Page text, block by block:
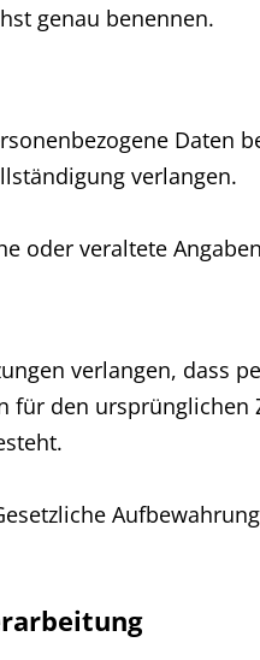
genau benennen.
Daten
verlangen.
oder veraltete
verlangen, dass
für den